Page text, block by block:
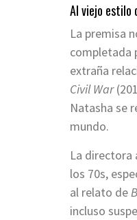
Al viejo estilo
La premisa
completada
extraña
Civil War
Natasha se
mundo.
La directora
los 70s,
al relato de
incluso